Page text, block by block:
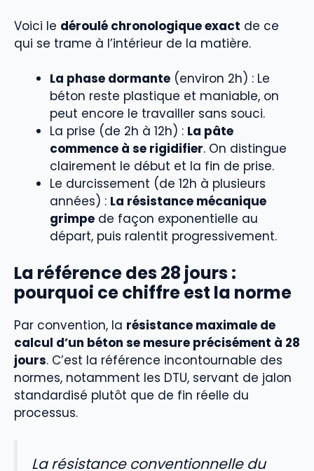
Voici le déroulé chronologique exact de ce
qui se trame à l’intérieur de la matière.
La phase dormante (environ 2h) : Le
béton reste plastique et maniable, on
peut encore le travailler sans souci.
La prise (de 2h à 12h) : La pâte
commence à se rigidifier. On distingue
clairement le début et la fin de prise.
Le durcissement (de 12h à plusieurs
années) : La résistance mécanique
grimpe de façon exponentielle au
départ, puis ralentit progressivement.
La référence des 28 jours :
pourquoi ce chiffre est la norme
Par convention, la résistance maximale de
calcul d’un béton se mesure précisément à 28
jours. C’est la référence incontournable des
normes, notamment les DTU, servant de jalon
standardisé plutôt que de fin réelle du
processus.
La résistance conventionnelle du